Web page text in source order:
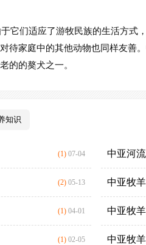
提供稳定的
它们适应了游牧民族的生活方
待家庭中的其他动物也同样友善
的的獒犬之一。
知识
(1) 07-04 中亚河
(2) 05-13 中亚牧
(1) 04-01 中亚牧
(1) 02-05 中亚牧